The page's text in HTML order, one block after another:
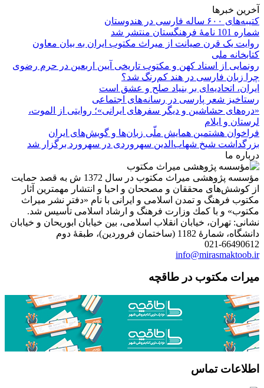
آخرین خبرها
کتیبه‌های ۶۰۰ ساله فارسی در هندوستان
شماره 101 نامۀ فرهنگستان منتشر شد
روایت یک قرن صیانت از میراث مکتوب ایران به بیان معاون
کتابخانه ملی
رونمایی از اسناد کهن و مکتوب تاریخی آیین اربعین در حرم رضوی
چرا زبان فارسی در هند کم‌رنگ شد؟
ایران، اتحادیه‌ای بر بنیاد صلح و عشق است
رستاخیز شعر پارسی در رسانه‌های اجتماعی
«دره‌های حشاشین و دیگر سفرهای ایرانی»؛ روایتی از الموت،
لرستان و ایلام
فراخوان هشتمین همایش ملّی زبان‌ها و گویش‌های ایران
بزرگداشت شیخ شهاب‌الدین سهروردی در سهرورد برگزار شد
درباره ما
مؤسسه پژوهشی میراث مكتوب در سال 1372 ش به قصد حمایت
از كوشش‌های محققان و مصححان و احیا و انتشار مهمترین آثار
مكتوب فرهنگ و تمدن اسلامی و ایرانی با نام «دفتر نشر میراث
مكتوب» و با كمك وزارت فرهنگ و ارشاد اسلامی تأسیس شد.
نشانی: تهران، خیابان انقلاب اسلامی، بین خیابان ابوریحان و خیابان
دانشگاه، شمارۀ 1182 (ساختمان فروردین)، طبقۀ دوم
021-66490612
info@mirasmaktoob.ir
میرات مکتوب در طاقچه
اطلاعات تماس